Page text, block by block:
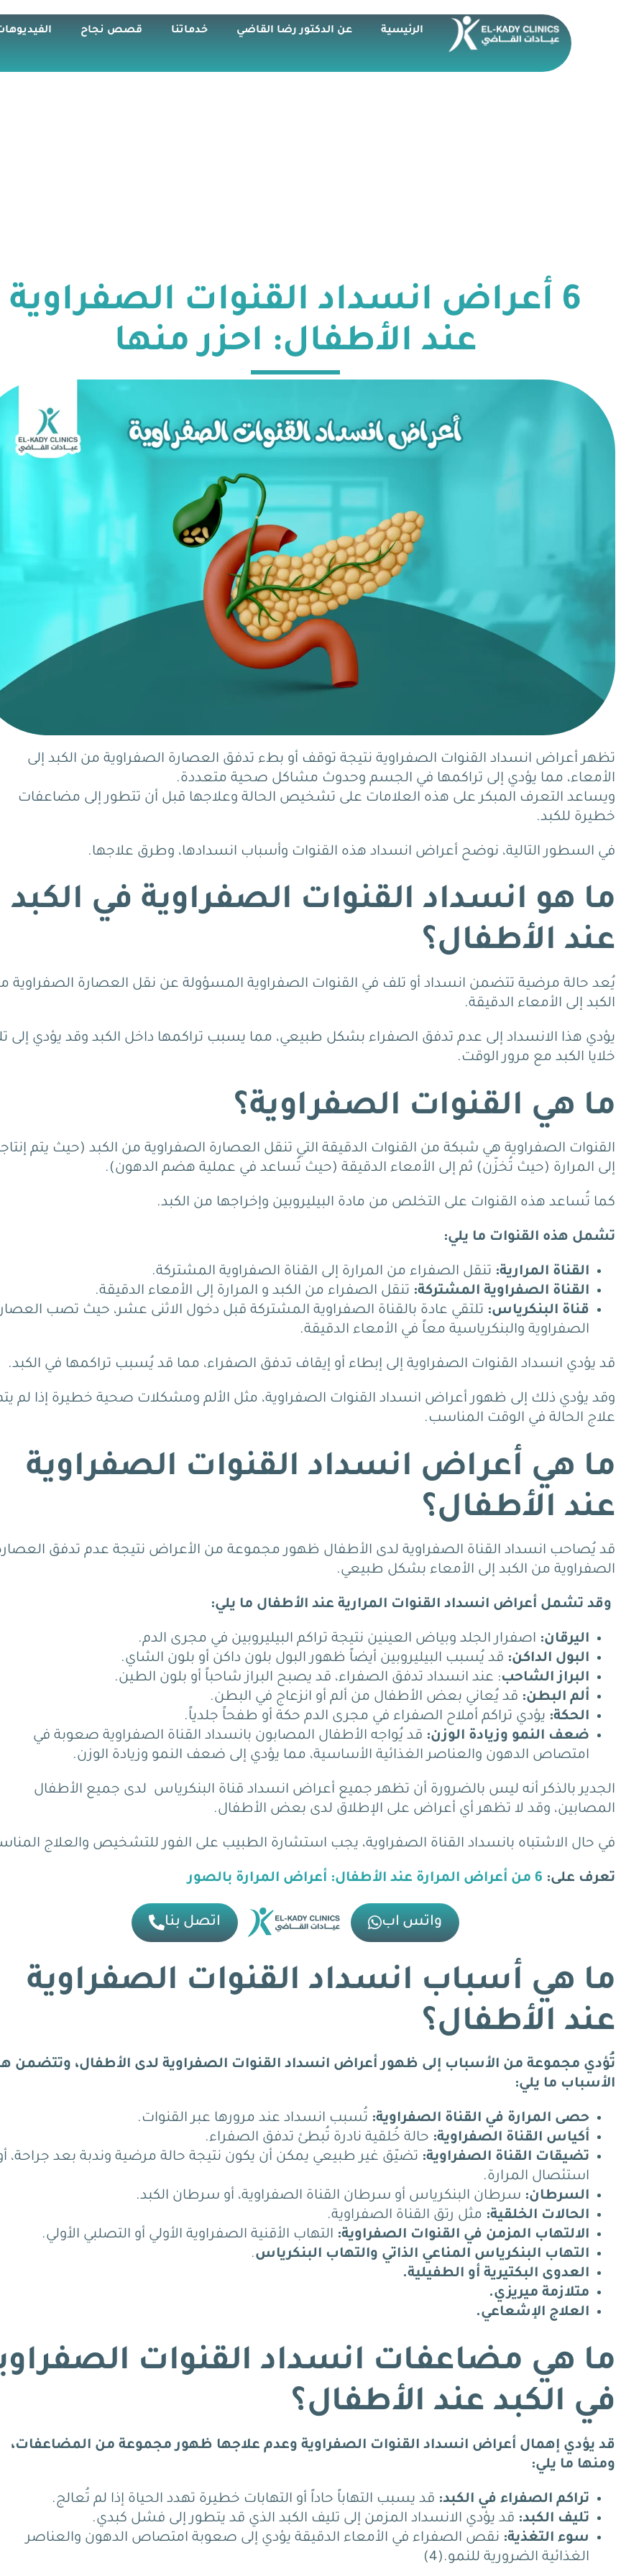
الرئيسية عن الدكتور رضا القاضي خدماتنا قصص نجاح
6 أعراض انسداد القنوات الصفراوية
عند الأطفال: احزر منها
تظهر أعراض انسداد القنوات الصفراوية نتيجة توقف أو بطء تدفق العصارة الصفراوية من الكبد إلى
الأمعاء، مما يؤدي إلى تراكمها في الجسم وحدوث مشاكل صحية متعددة.
ويساعد التعرف المبكر على هذه العلامات على تشخيص الحالة وعلاجها قبل أن تتطور إلى مضاعفات
خطيرة للكبد.
في السطور التالية، نوضح أعراض انسداد هذه القنوات وأسباب انسدادها، وطرق علاجها.
ما هو انسداد القنوات الصفراوية في الكبد
عند الأطفال؟
يُعد حالة مرضية تتضمن انسداد أو تلف في القنوات الصفراوية المسؤولة عن نقل العصارة الصفراوية
الكبد إلى الأمعاء الدقيقة.
يؤدي هذا الانسداد إلى عدم تدفق الصفراء بشكل طبيعي، مما يسبب تراكمها داخل الكبد وقد يؤدي إلى
خلايا الكبد مع مرور الوقت.
ما هي القنوات الصفراوية؟
القنوات الصفراوية هي شبكة من القنوات الدقيقة التي تنقل العصارة الصفراوية من الكبد (حيث يتم
إلى المرارة (حيث تُخزّن) ثم إلى الأمعاء الدقيقة (حيث تُساعد في عملية هضم الدهون).
كما تُساعد هذه القنوات على التخلص من مادة البيليروبين وإخراجها من الكبد.
تشمل هذه القنوات ما يلي:
القناة المرارية: تنقل الصفراء من المرارة إلى القناة الصفراوية المشتركة.
القناة الصفراوية المشتركة: تنقل الصفراء من الكبد و المرارة إلى الأمعاء الدقيقة.
قناة البنكرياس: تلتقي عادة بالقناة الصفراوية المشتركة قبل دخول الاثنى عشر، حيث تصب
الصفراوية والبنكرياسية معاً في الأمعاء الدقيقة.
قد يؤدي انسداد القنوات الصفراوية إلى إبطاء أو إيقاف تدفق الصفراء، مما قد يُسبب تراكمها في الكبد.
وقد يؤدي ذلك إلى ظهور أعراض انسداد القنوات الصفراوية، مثل الألم ومشكلات صحية خطيرة إذا لم
علاج الحالة في الوقت المناسب.
ما هي أعراض انسداد القنوات الصفراوية
عند الأطفال؟
قد يُصاحب انسداد القناة الصفراوية لدى الأطفال ظهور مجموعة من الأعراض نتيجة عدم تدفق
الصفراوية من الكبد إلى الأمعاء بشكل طبيعي.
وقد تشمل أعراض انسداد القنوات المرارية عند الأطفال ما يلي:
اليرقان: اصفرار الجلد وبياض العينين نتيجة تراكم البيليروبين في مجرى الدم.
البول الداكن: قد يُسبب البيليروبين أيضاً ظهور البول بلون داكن أو بلون الشاي.
البراز الشاحب: عند انسداد تدفق الصفراء، قد يصبح البراز شاحباً أو بلون الطين.
ألم البطن: قد يُعاني بعض الأطفال من ألم أو انزعاج في البطن.
الحكة: يؤدي تراكم أملاح الصفراء في مجرى الدم حكة أو طفحاً جلدياً.
ضعف النمو وزيادة الوزن: قد يُواجه الأطفال المصابون بانسداد القناة الصفراوية صعوبة في
امتصاص الدهون والعناصر الغذائية الأساسية، مما يؤدي إلى ضعف النمو وزيادة الوزن.
الجدير بالذكر أنه ليس بالضرورة أن تظهر جميع أعراض انسداد قناة البنكرياس لدى جميع الأطفال
المصابين، وقد لا تظهر أي أعراض على الإطلاق لدى بعض الأطفال.
في حال الاشتباه بانسداد القناة الصفراوية، يجب استشارة الطبيب على الفور للتشخيص والعلاج
تعرف على: 6 من أعراض المرارة عند الأطفال: أعراض المرارة بالصور
واتس اب اتصل بنا
ما هي أسباب انسداد القنوات الصفراوية
عند الأطفال؟
تُؤدي مجموعة من الأسباب إلى ظهور أعراض انسداد القنوات الصفراوية لدى الأطفال، وتتضمن
الأسباب ما يلي:
حصى المرارة في القناة الصفراوية: تُسبب انسداد عند مرورها عبر القنوات.
أكياس القناة الصفراوية: حالة خُلقية نادرة تُبطئ تدفق الصفراء.
تضيقات القناة الصفراوية: تضيّق غير طبيعي يمكن أن يكون نتيجة حالة مرضية وندبة بعد جراحة،
استئصال المرارة.
السرطان: سرطان البنكرياس أو سرطان القناة الصفراوية، أو سرطان الكبد.
الحالات الخلقية: مثل رتق القناة الصفراوية.
الالتهاب المزمن في القنوات الصفراوية: التهاب الأقنية الصفراوية الأولي أو التصلبي الأولي.
التهاب البنكرياس المناعي الذاتي والتهاب البنكرياس.
العدوى البكتيرية أو الطفيلية.
متلازمة ميريزي.
العلاج الإشعاعي.
ما هي مضاعفات انسداد القنوات
في الكبد عند الأطفال؟
قد يؤدي إهمال أعراض انسداد القنوات الصفراوية وعدم علاجها ظهور مجموعة من المضاعفات،
ومنها ما يلي:
تراكم الصفراء في الكبد: قد يسبب التهاباً حاداً أو التهابات خطيرة تهدد الحياة إذا لم تُعالج.
تليف الكبد: قد يؤدي الانسداد المزمن إلى تليف الكبد الذي قد يتطور إلى فشل كبدي.
سوء التغذية: نقص الصفراء في الأمعاء الدقيقة يؤدي إلى صعوبة امتصاص الدهون والعناصر
الغذائية الضرورية للنمو.(4)